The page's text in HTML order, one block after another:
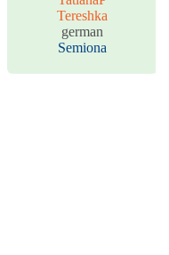
Tereshka
german
Semiona